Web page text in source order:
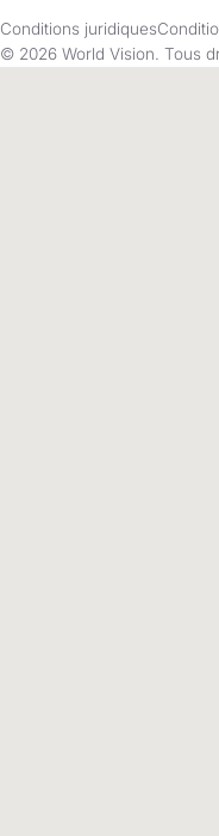
© 2026 World Vision. Tous
Conditions juridiques